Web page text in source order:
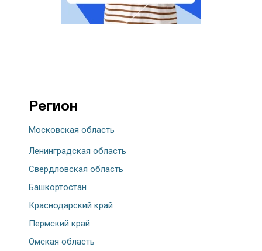
Регион
Московская область
Ленинградская область
Свердловская область
Башкортостан
Краснодарский край
Пермский край
Омская область